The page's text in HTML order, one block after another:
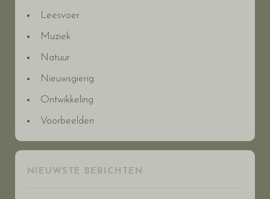
Leesvoer
Muziek
Natuur
Nieuwsgierig
Ontwikkeling
Voorbeelden
NIEUWSTE BERICHTEN